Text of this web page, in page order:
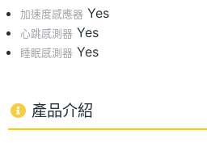
加速度感應器 Yes
心跳感測器 Yes
睡眠感測器 Yes
產品介紹